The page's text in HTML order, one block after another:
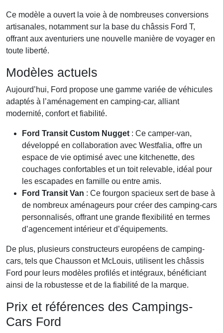
Ce modèle a ouvert la voie à de nombreuses conversions
artisanales, notamment sur la base du châssis Ford T,
offrant aux aventuriers une nouvelle manière de voyager en
toute liberté.
Modèles actuels
Aujourd’hui, Ford propose une gamme variée de véhicules
adaptés à l’aménagement en camping-car, alliant
modernité, confort et fiabilité.
Ford Transit Custom Nugget : Ce camper-van,
développé en collaboration avec Westfalia, offre un
espace de vie optimisé avec une kitchenette, des
couchages confortables et un toit relevable, idéal pour
les escapades en famille ou entre amis.
Ford Transit Van : Ce fourgon spacieux sert de base à
de nombreux aménageurs pour créer des camping-cars
personnalisés, offrant une grande flexibilité en termes
d’agencement intérieur et d’équipements.
De plus, plusieurs constructeurs européens de camping-
cars, tels que Chausson et McLouis, utilisent les châssis
Ford pour leurs modèles profilés et intégraux, bénéficiant
ainsi de la robustesse et de la fiabilité de la marque.
Prix et références des Campings-
Cars Ford